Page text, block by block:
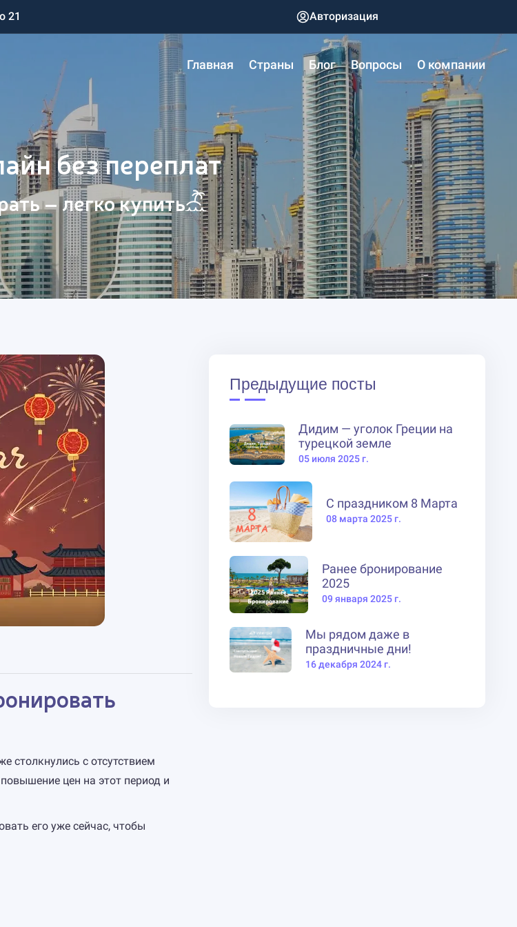
21 Авторизация
Главная Страны Блог Вопросы О компании
без переплат
– легко купить
столкнулись с отсутствием
цен на этот период и
его уже сейчас, чтобы
Предыдущие посты
Дидим — уголок Греции на
турецкой земле
05 июля 2025 г.
С праздником 8 Марта
08 марта 2025 г.
Ранее бронирование
2025
09 января 2025 г.
Мы рядом даже в
праздничные дни!
16 декабря 2024 г.